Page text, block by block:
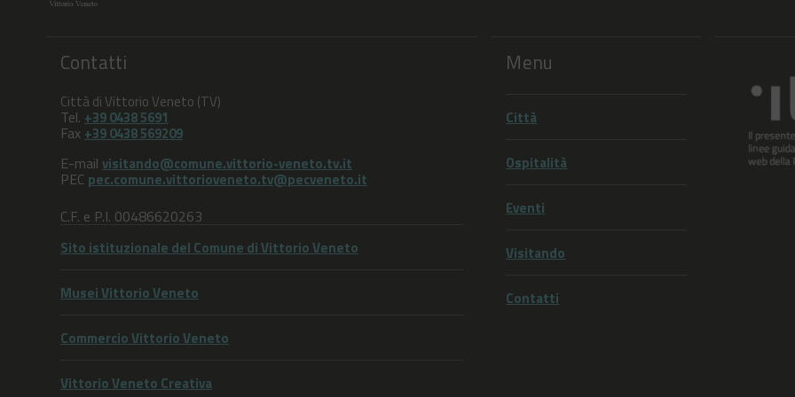
Contatti
Città di Vittorio Veneto (TV)
Tel. +39 0438 5691
Fax +39 0438 569209
E-mail visitando@comune.vittorio-veneto.tv.it
PEC pec.comune.vittorioveneto.tv@pecveneto.it
C.F. e P.I. 00486620263
Sito istituzionale del Comune di Vittorio Veneto
Musei Vittorio Veneto
Commercio Vittorio Veneto
Vittorio Veneto Creativa
Menu
Città
Ospitalità
Eventi
Visitando
Contatti